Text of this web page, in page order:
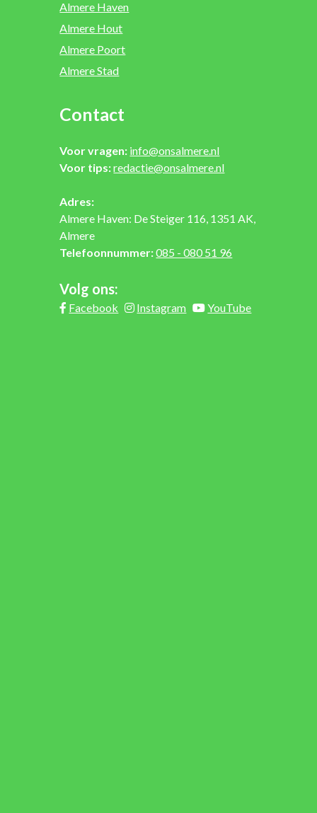
Almere Haven
Almere Hout
Almere Poort
Almere Stad
Contact
Voor vragen: info@onsalmere.nl
Voor tips:redactie@onsalmere.nl
Adres:
Almere Haven: De Steiger 116, 1351 AK,
Almere
Telefoonnummer:085 - 080 51 96
Volg ons:
Facebook Instagram YouTube